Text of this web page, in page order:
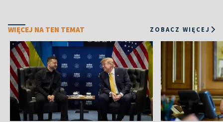
WIĘCEJ NA TEN TEMAT ZOBACZ WIĘCEJ